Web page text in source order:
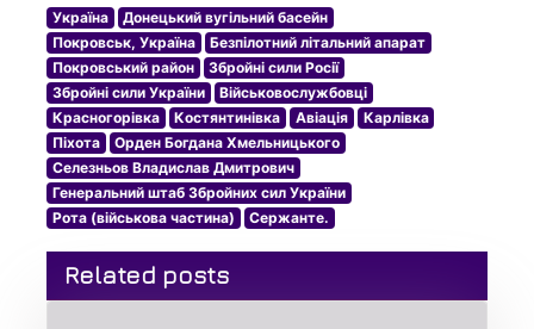
Україна
Донецький вугільний басейн
Покровськ, Україна
Безпілотний літальний апарат
Покровський район
Збройні сили Росії
Збройні сили України
Військовослужбовці
Красногорівка
Костянтинівка Авіація
Карлівка
Піхота
Орден Богдана Хмельницького
Селезньов Владислав Дмитрович
Генеральний штаб Збройних сил України
Рота (військова частина)
Сержанте.
Related posts